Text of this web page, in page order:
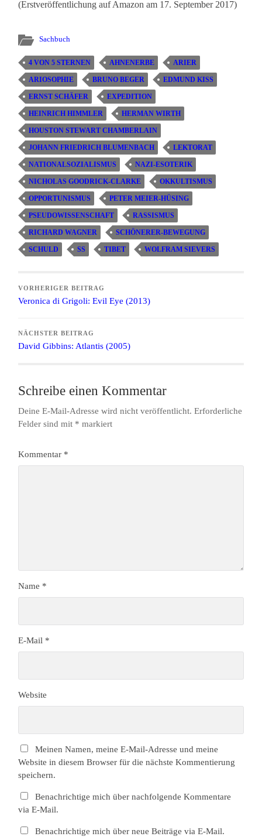
(Erstveröffentlichung auf Amazon am 17. September 2017)
Sachbuch
4 VON 5 STERNEN AHNENERBE ARIER
ARIOSOPHIE BRUNO BEGER EDMUND KISS
ERNST SCHÄFER EXPEDITION
HEINRICH HIMMLER HERMAN WIRTH
HOUSTON STEWART CHAMBERLAIN
JOHANN FRIEDRICH BLUMENBACH LEKTORAT
NATIONALSOZIALISMUS NAZI-ESOTERIK
NICHOLAS GOODRICK-CLARKE OKKULTISMUS
OPPORTUNISMUS PETER MEIER-HÜSING
PSEUDOWISSENSCHAFT RASSISMUS
RICHARD WAGNER SCHÖNERER-BEWEGUNG
SCHULD SS TIBET WOLFRAM SIEVERS
VORHERIGER BEITRAG
Veronica di Grigoli: Evil Eye (2013)
NÄCHSTER BEITRAG
David Gibbins: Atlantis (2005)
Schreibe einen Kommentar
Deine E-Mail-Adresse wird nicht veröffentlicht. Erforderliche
Felder sind mit * markiert
Kommentar *
Name *
E-Mail *
Website
Meinen Namen, meine E-Mail-Adresse und meine
Website in diesem Browser für die nächste Kommentierung
speichern.
Benachrichtige mich über nachfolgende Kommentare
via E-Mail.
Benachrichtige mich über neue Beiträge via E-Mail.